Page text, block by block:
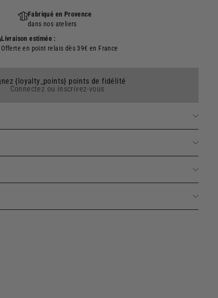
Fabriqué en Provence
dans nos ateliers
Livraison estimée :
Offerte en point relais dès 39€ en France
{loyalty_points} points de fidélité
Connectez ou inscrivez-vous